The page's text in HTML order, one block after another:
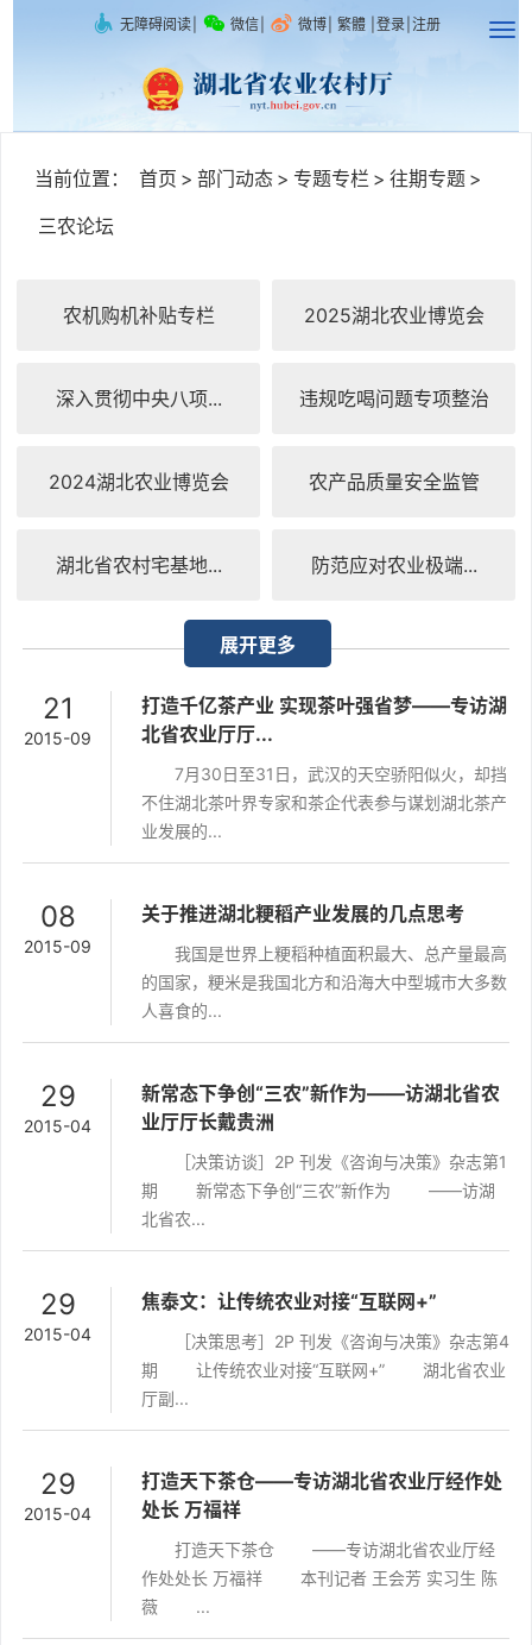
无障碍阅读 微信 微博 繁體 登录 注册
当前位置： 首页 > 部门动态 > 专题专栏 > 往期专题 >
三农论坛
农机购机补贴专栏 2025湖北农业博览会
深入贯彻中央八项... 违规吃喝问题专项整治
2024湖北农业博览会 农产品质量安全监管
湖北省农村宅基地... 防范应对农业极端...
展开更多
打造千亿茶产业 实现茶叶强省梦——专访湖
北省农业厅厅...
7月30日至31日，武汉的天空骄阳似火，却挡
不住湖北茶叶界专家和茶企代表参与谋划湖北茶产
业发展的...
21
2015-09
关于推进湖北粳稻产业发展的几点思考
我国是世界上粳稻种植面积最大、总产量最高
的国家，粳米是我国北方和沿海大中型城市大多数
人喜食的...
08
2015-09
新常态下争创“三农”新作为——访湖北省农
业厅厅长戴贵洲
［决策访谈］2P 刊发《咨询与决策》杂志第1
期 新常态下争创“三农”新作为 ——访湖
北省农...
29
2015-04
焦泰文：让传统农业对接“互联网+”
［决策思考］2P 刊发《咨询与决策》杂志第4
期 让传统农业对接“互联网+” 湖北省农业
厅副...
29
2015-04
打造天下茶仓——专访湖北省农业厅经作处
处长 万福祥
打造天下茶仓 ——专访湖北省农业厅经
作处处长 万福祥 本刊记者 王会芳 实习生 陈
薇 ...
29
2015-04